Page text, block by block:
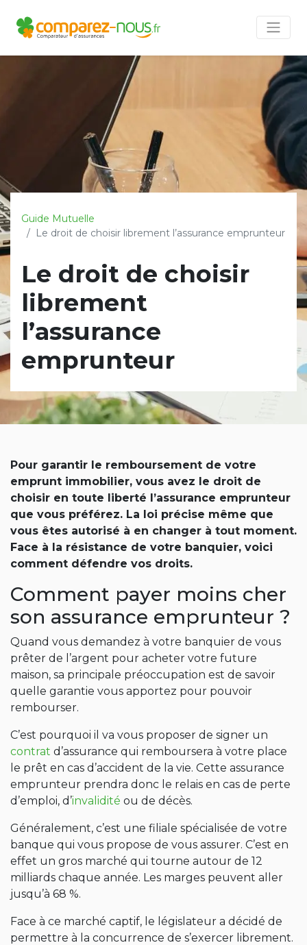
Guide Mutuelle
Le droit de choisir librement l’assurance emprunteur
Le droit de choisir
librement
l’assurance
emprunteur
Pour garantir le remboursement de votre
emprunt immobilier, vous avez le droit de
choisir en toute liberté l’assurance emprunteur
que vous préférez. La loi précise même que
vous êtes autorisé à en changer à tout moment.
Face à la résistance de votre banquier, voici
comment défendre vos droits.
Comment payer moins cher
son assurance emprunteur ?
Quand vous demandez à votre banquier de vous
prêter de l’argent pour acheter votre future
maison, sa principale préoccupation est de savoir
quelle garantie vous apportez pour pouvoir
rembourser.
C’est pourquoi il va vous proposer de signer un
contrat d’assurance qui remboursera à votre place
le prêt en cas d’accident de la vie. Cette assurance
emprunteur prendra donc le relais en cas de perte
d’emploi, d’invalidité ou de décès.
Généralement, c’est une filiale spécialisée de votre
banque qui vous propose de vous assurer. C’est en
effet un gros marché qui tourne autour de 12
milliards chaque année. Les marges peuvent aller
jusqu’à 68 %.
Face à ce marché captif, le législateur a décidé de
permettre à la concurrence de s’exercer librement.